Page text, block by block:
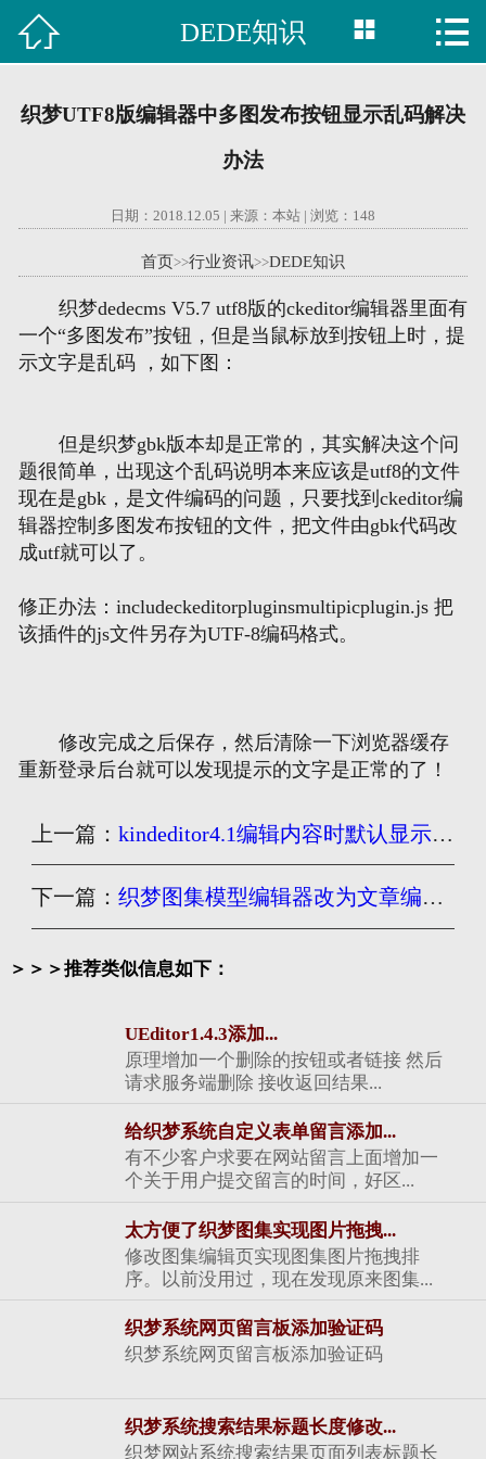
 首页
行业资讯
关于我们
域名查询
网页地图
 DEDE知识  
织梦UTF8版编辑器中多图发布按钮显示乱码解决
办法
日期：2018.12.05 | 来源：本站 | 浏览： 148
首页>>行业资讯>>DEDE知识
织梦dedecms V5.7 utf8版的ckeditor编辑器里面有
一个“多图发布”按钮，但是当鼠标放到按钮上时，提
示文字是乱码 ，如下图：
但是织梦gbk版本却是正常的，其实解决这个问
题很简单，出现这个乱码说明本来应该是utf8的文件
现在是gbk，是文件编码的问题，只要找到ckeditor编
辑器控制多图发布按钮的文件，把文件由gbk代码改
成utf就可以了。
修正办法：includeckeditorpluginsmultipicplugin.js 把
该插件的js文件另存为UTF-8编码格式。
修改完成之后保存，然后清除一下浏览器缓存
重新登录后台就可以发现提示的文字是正常的了！
上一篇：kindeditor4.1编辑内容时默认显示字体大小设置
下一篇：织梦图集模型编辑器改为文章编辑器的方法
＞＞＞推荐类似信息如下：
UEditor1.4.3添加...
原理增加一个删除的按钮或者链接 然后
请求服务端删除 接收返回结果...
给织梦系统自定义表单留言添加...
有不少客户求要在网站留言上面增加一
个关于用户提交留言的时间，好区...
太方便了织梦图集实现图片拖拽...
修改图集编辑页实现图集图片拖拽排
序。以前没用过，现在发现原来图集...
织梦系统网页留言板添加验证码
织梦系统网页留言板添加验证码
织梦系统搜索结果标题长度修改...
织梦网站系统搜索结果页面列表标题长